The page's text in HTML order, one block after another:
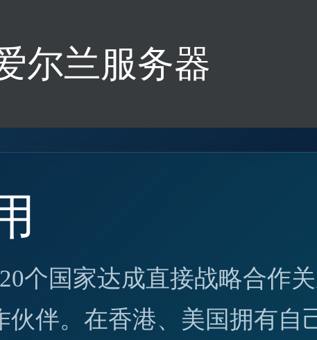
尔兰服务器
个国家达成直接战略合作
伴。在香港、美国拥有自